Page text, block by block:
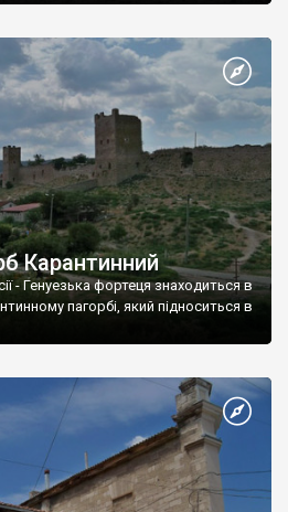
Карантинний
- Генуезька фортеця знаходиться в
пагорбі, який підноситься в